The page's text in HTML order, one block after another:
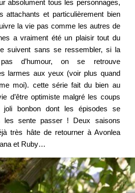
absolument tous les personnages,
attachants et particulièrement bien
la vie pas comme les autres de
a vraiment été un plaisir tout du
suivent sans se ressembler, si la
d’humour, on se retrouve
larmes aux yeux (voir plus quand
moi). cette série fait du bien au
d’être optimiste malgré les coups
bonbon dont les épisodes se
les sente passer ! Deux saisons
très hâte de retourner à Avonlea
et Ruby…